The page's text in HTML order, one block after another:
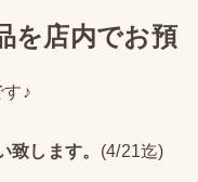
を店内でお預
す♪
致します。 (4/21迄)